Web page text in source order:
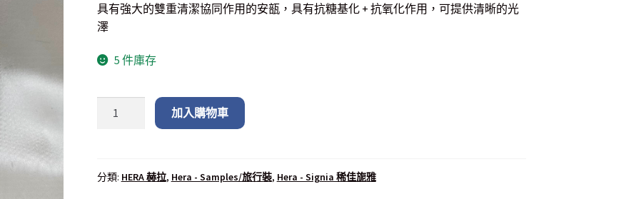
具有強大的雙重清潔協同作用的安瓿，具有抗糖基化 + 抗氧化作用，可提供清晰的光
澤
5 件庫存
加入購物車
分類: HERA 赫拉, Hera - Samples/旅行裝, Hera - Signia 稀佳旎雅